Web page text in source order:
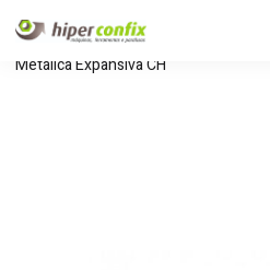
Início Loja Hipertintas
Metálica Expansiva CH